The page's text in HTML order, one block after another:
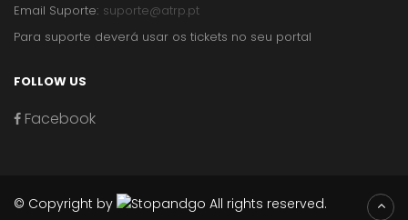
Email Suporte: suporte@atrp.pt
Para suporte deverá usar os tickets no seu portal
FOLLOW US
Facebook
© Copyright by All rights reserved.